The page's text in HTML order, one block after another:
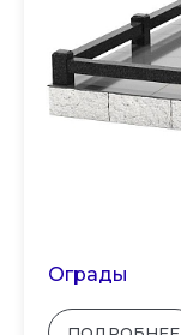
Ограды